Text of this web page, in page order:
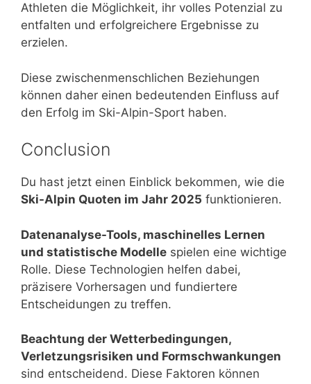
Athleten die Möglichkeit, ihr volles Potenzial zu
entfalten und erfolgreichere Ergebnisse zu
erzielen.
Diese zwischenmenschlichen Beziehungen
können daher einen bedeutenden Einfluss auf
den Erfolg im Ski-Alpin-Sport haben.
Conclusion
Du hast jetzt einen Einblick bekommen, wie die
Ski-Alpin Quoten im Jahr 2025 funktionieren.
Datenanalyse-Tools, maschinelles Lernen
und statistische Modelle spielen eine wichtige
Rolle. Diese Technologien helfen dabei,
präzisere Vorhersagen und fundiertere
Entscheidungen zu treffen.
Beachtung der Wetterbedingungen,
Verletzungsrisiken und Formschwankungen
sind entscheidend. Diese Faktoren können